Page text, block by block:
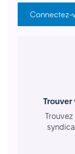
Connectez-
Trouver